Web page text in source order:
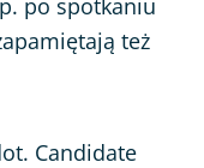
też
Candidate